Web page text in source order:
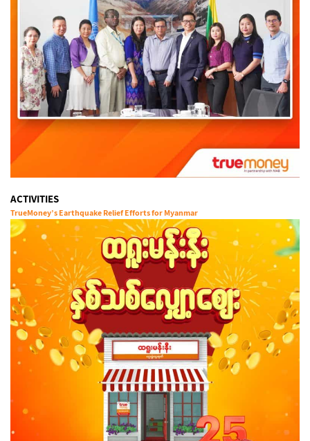
ACTIVITIES
TrueMoney’s Earthquake Relief Efforts for Myanmar